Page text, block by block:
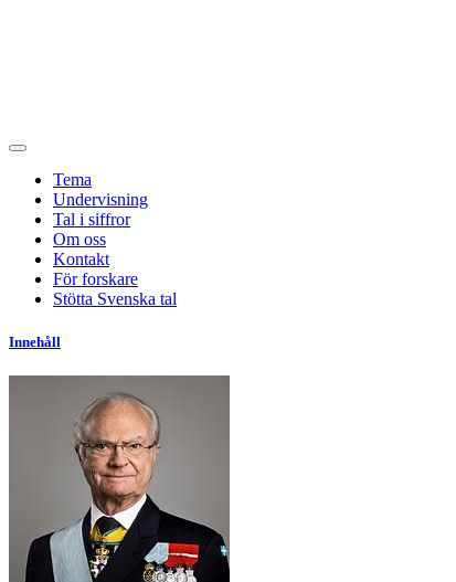
Tema
Undervisning
Tal i siffror
Om oss
Kontakt
För forskare
Stötta Svenska tal
Innehåll